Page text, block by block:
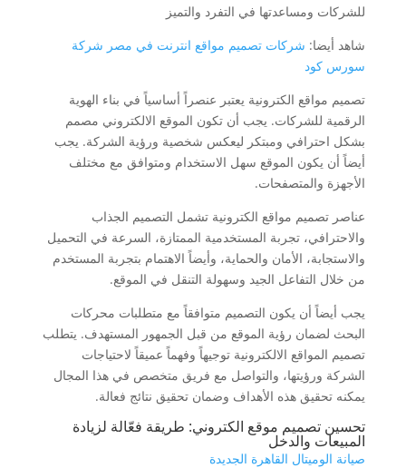
للشركات ومساعدتها في التفرد والتميز
شاهد أيضا: شركات تصميم مواقع انترنت في مصر شركة
سورس كود
تصميم مواقع الكترونية يعتبر عنصراً أساسياً في بناء الهوية
الرقمية للشركات. يجب أن تكون الموقع الالكتروني مصمم
بشكل احترافي ومبتكر ليعكس شخصية ورؤية الشركة. يجب
أيضاً أن يكون الموقع سهل الاستخدام ومتوافق مع مختلف
الأجهزة والمتصفحات.
عناصر تصميم مواقع الكترونية تشمل التصميم الجذاب
والاحترافي، تجربة المستخدمية الممتازة، السرعة في التحميل
والاستجابة، الأمان والحماية، وأيضاً الاهتمام بتجربة المستخدم
من خلال التفاعل الجيد وسهولة التنقل في الموقع.
يجب أيضاً أن يكون التصميم متوافقاً مع متطلبات محركات
البحث لضمان رؤية الموقع من قبل الجمهور المستهدف. يتطلب
تصميم المواقع الالكترونية توجيهاً وفهماً عميقاً لاحتياجات
الشركة ورؤيتها، والتواصل مع فريق متخصص في هذا المجال
يمكنه تحقيق هذه الأهداف وضمان تحقيق نتائج فعالة.
تحسين تصميم موقع الكتروني: طريقة فعّالة لزيادة
المبيعات والدخل
صيانة الوميتال القاهرة الجديدة